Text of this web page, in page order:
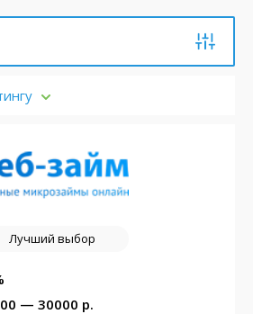
Лучший выбор
— 30000 р.